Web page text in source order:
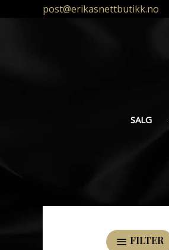
post@erikasnettbutikk.no
SALG
FILTER